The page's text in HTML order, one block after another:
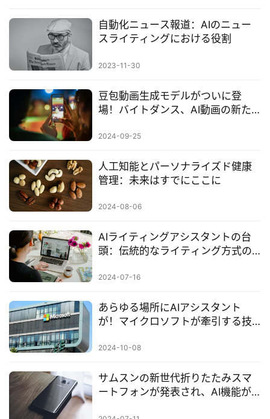
自動化ニュース報道：AIのニュー
スライティングにおける役割
2023-11-30
豆包動画生成モデルがついに登
場！バイトダンス、AI動画の新た
2024-09-25
人工知能とパーソナライズド健康
管理：未来はすでにここに
2024-08-06
AIライティングアシスタントの台
頭：伝統的なライティング方式の
2024-07-16
あらゆる場所にAIアシスタント
が！マイクロソフトが牽引する技
2024-10-08
サムスンの新世代折りたたみスマ
ートフォンが発表され、AI機能が